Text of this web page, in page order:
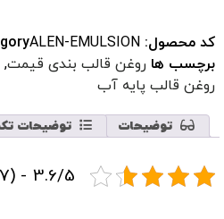
کد محصول: ALEN-EMULSION
برچسب ها روغن قالب بندی قیمت,
روغن قالب پایه آب
توضیحات توضیحات
3.6/5 - (7 امتیاز)